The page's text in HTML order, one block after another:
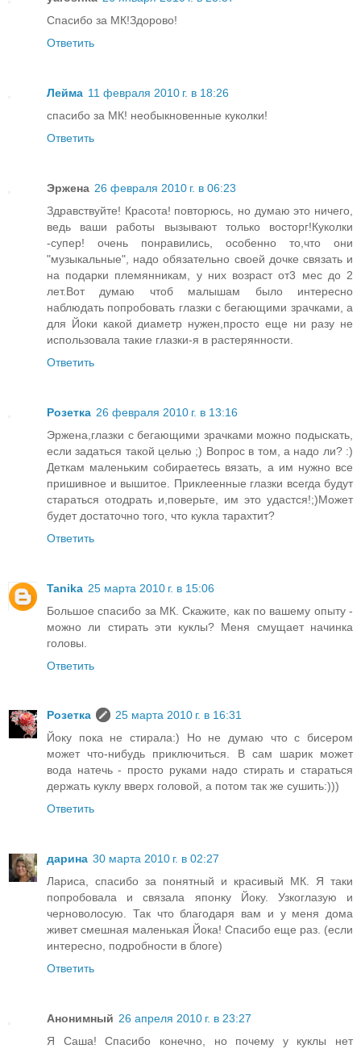
Спасибо за МК!Здорово!
Ответить
Лейма 11 февраля 2010 г. в 18:26
спасибо за МК! необыкновенные куколки!
Ответить
Эржена 26 февраля 2010 г. в 06:23
Здравствуйте! Красота! повторюсь, но думаю это ничего,
ведь ваши работы вызывают только восторг!Куколки
-супер! очень понравились, особенно то,что они
"музыкальные", надо обязательно своей дочке связать и
на подарки племянникам, у них возраст от3 мес до 2
лет.Вот думаю чтоб малышам было интересно
наблюдать попробовать глазки с бегающими зрачками, а
для Йоки какой диаметр нужен,просто еще ни разу не
использовала такие глазки-я в растерянности.
Ответить
Розетка 26 февраля 2010 г. в 13:16
Эржена,глазки с бегающими зрачками можно подыскать,
если задаться такой целью ;) Вопрос в том, а надо ли? :)
Деткам маленьким собираетесь вязать, а им нужно все
пришивное и вышитое. Приклеенные глазки всегда будут
стараться отодрать и,поверьте, им это удастся!;)Может
будет достаточно того, что кукла тарахтит?
Ответить
Tanika 25 марта 2010 г. в 15:06
Большое спасибо за МК. Скажите, как по вашему опыту -
можно ли стирать эти куклы? Меня смущает начинка
головы.
Ответить
Розетка
25 марта 2010 г. в 16:31
Йоку пока не стирала:) Но не думаю что с бисером
может что-нибудь приключиться. В сам шарик может
вода натечь - просто руками надо стирать и стараться
держать куклу вверх головой, а потом так же сушить:)))
Ответить
дарина 30 марта 2010 г. в 02:27
Лариса, спасибо за понятный и красивый МК. Я таки
попробовала и связала японку Йоку. Узкоглазую и
черноволосую. Так что благодаря вам и у меня дома
живет смешная маленькая Йока! Спасибо еще раз. (если
интересно, подробности в блоге)
Ответить
Анонимный 26 апреля 2010 г. в 23:27
Я Саша! Спасибо конечно, но почему у куклы нет